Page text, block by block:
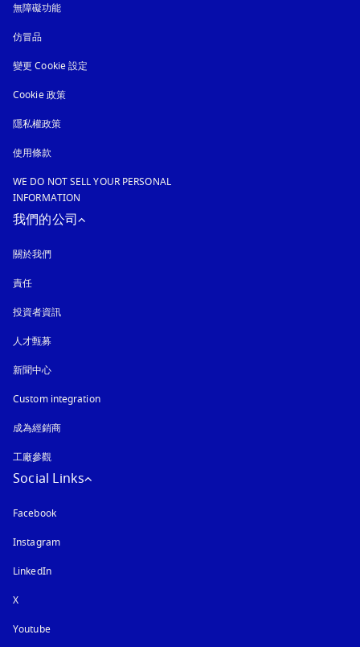
無障礙功能
仿冒品
變更 Cookie 設定
Cookie 政策以新標籤頁開啟
隱私權政策
使用條款
WE DO NOT SELL YOUR PERSONAL
INFORMATION
我們的公司
關於我們
責任
投資者資訊
人才甄募
新聞中心
Custom integration
成為經銷商
工廠參觀
Social Links
Facebook
Instagram以新標籤頁開啟
LinkedIn
X
Youtube以新標籤頁開啟